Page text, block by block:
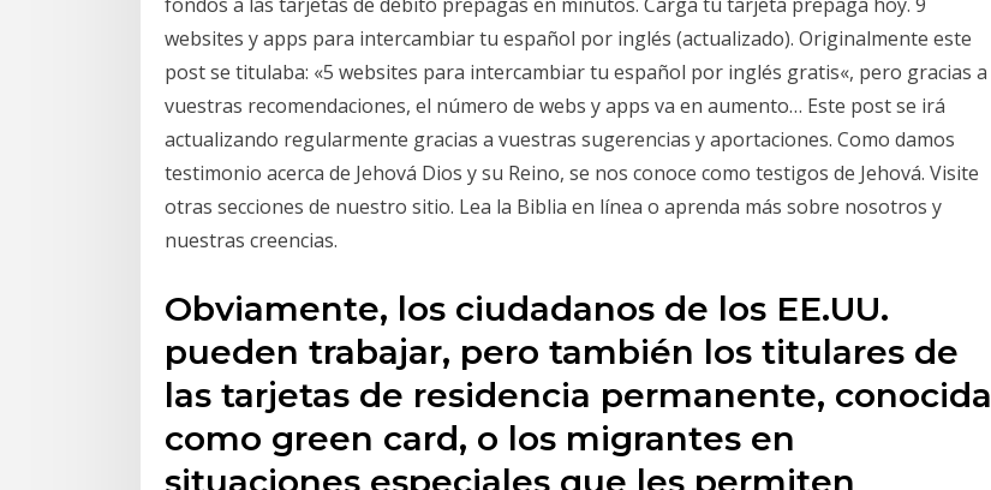
websites y apps para intercambiar tu español por inglés (actualizado). Originalmente este
post se titulaba: «5 websites para intercambiar tu español por inglés gratis«, pero gracias a
vuestras recomendaciones, el número de webs y apps va en aumento… Este post se irá
actualizando regularmente gracias a vuestras sugerencias y aportaciones. Como damos
testimonio acerca de Jehová Dios y su Reino, se nos conoce como testigos de Jehová. Visite
otras secciones de nuestro sitio. Lea la Biblia en línea o aprenda más sobre nosotros y
nuestras creencias.
Obviamente, los ciudadanos de los EE.UU.
pueden trabajar, pero también los titulares de
las tarjetas de residencia permanente, conocida
como green card, o los migrantes en
situaciones especiales que les permiten